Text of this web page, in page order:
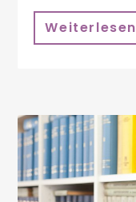
Weiterlesen